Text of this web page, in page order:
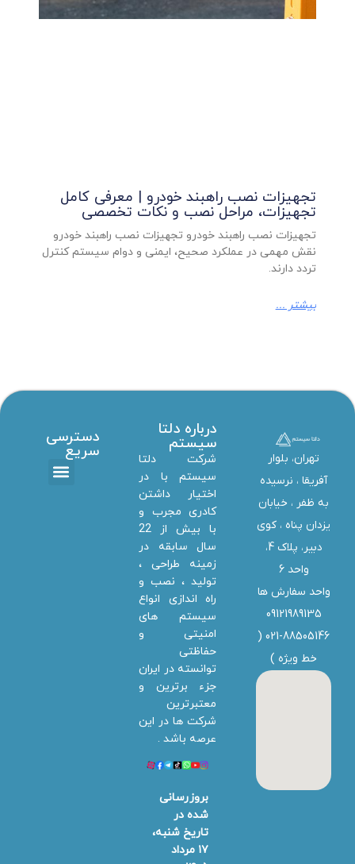
تجهیزات نصب راهبند خودرو | معرفی کامل
تجهیزات، مراحل نصب و نکات تخصصی
تجهیزات نصب راهبند خودرو تجهیزات نصب راهبند خودرو
نقش مهمی در عملکرد صحیح، ایمنی و دوام سیستم کنترل
تردد دارند.
بیشتر ...
تهران، بلوار
آفریقا ، نرسیده
به ظفر ،‌ خیابان
یزدان پناه ، کوی
دبیر، پلاک 4،
واحد 6
واحد سفارش ها
09121989135
021-88505146 (
خط ویژه )
درباره دلتا
سیستم
شرکت دلتا
سیستم با در
اختیار داشتن
کادری مجرب و
با بیش از 22
سال سابقه در
زمینه طراحی ،
تولید ، نصب و
راه اندازی انواع
سیستم های
امنیتی و
حفاظتی
توانسته در ایران
جزء برترین و
معتبرترین
شرکت ها در این
عرصه باشد .
بروزرسانی
شده در
تاریخ شنبه،
۱۷ مرداد
دسترسی
سریع